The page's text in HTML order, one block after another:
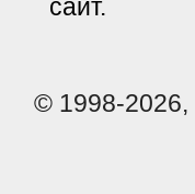
сайт.
© 1998-2026,